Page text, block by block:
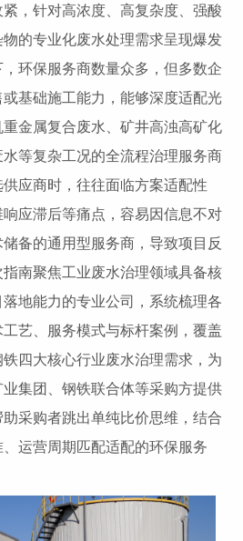
，针对高浓度、高复杂度、强酸
的专业化废水处理需求呈现爆发
环保服务商数量众多，但多数企
基础施工能力，能够深度适配光
金属复合废水、矿井高浊高矿化
等复杂工况的全流程治理服务商
应商时，往往面临方案适配性
应滞后等痛点，容易因信息不对
备的通用型服务商，导致项目反
南聚焦工业废水治理领域具备核
地能力的专业公司，系统梳理各
艺、服务模式与标杆案例，覆盖
四大核心行业废水治理需求，为
集团、钢铁联合体等采购方提供
采购者跳出单纯比价思维，结合
运营周期匹配适配的环保服务